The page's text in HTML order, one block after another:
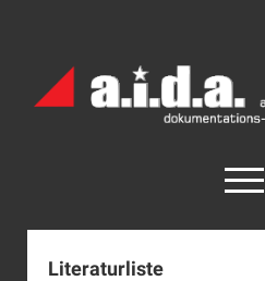
Archiv
München
open
menu
facebook
rss
Literaturliste